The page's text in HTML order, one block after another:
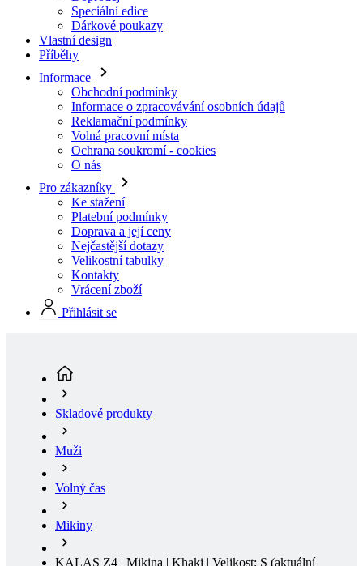
Informace
Obchodní podmínky
Informace o zpracovávání osobních údajů
Reklamační podmínky
Volná pracovní místa
Ochrana soukromí - cookies
O nás
Pro zákazníky
Ke stažení
Platební podmínky
Doprava a její ceny
Nejčastější dotazy
Velikostní tabulky
Kontakty
Vrácení zboží
Přihlásit se
Muži
Volný čas
Mikiny
KALAS Z4 | Mikina | Khaki | Velikost: S
stránka)